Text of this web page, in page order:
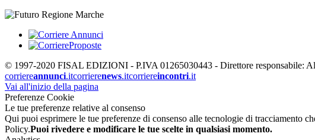
© 1997-2020 FISAL EDIZIONI - P.IVA 01265030443 - Direttore responsabile:
corriereannunci.itcorrierenews.itcorriereincontri.it
Vai all'inizio della pagina
Preferenze Cookie
Le tue preferenze relative al consenso
Qui puoi esprimere le tue preferenze di consenso alle tecnologie di tracciamento
Policy.Puoi rivedere e modificare le tue scelte in qualsiasi momento.